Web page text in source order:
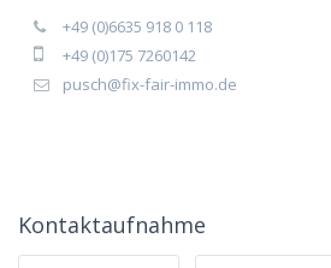
+49 (0)6635 918 0 118
+49 (0)175 7260142
pusch@fix-fair-immo.de
Kontaktaufnahme